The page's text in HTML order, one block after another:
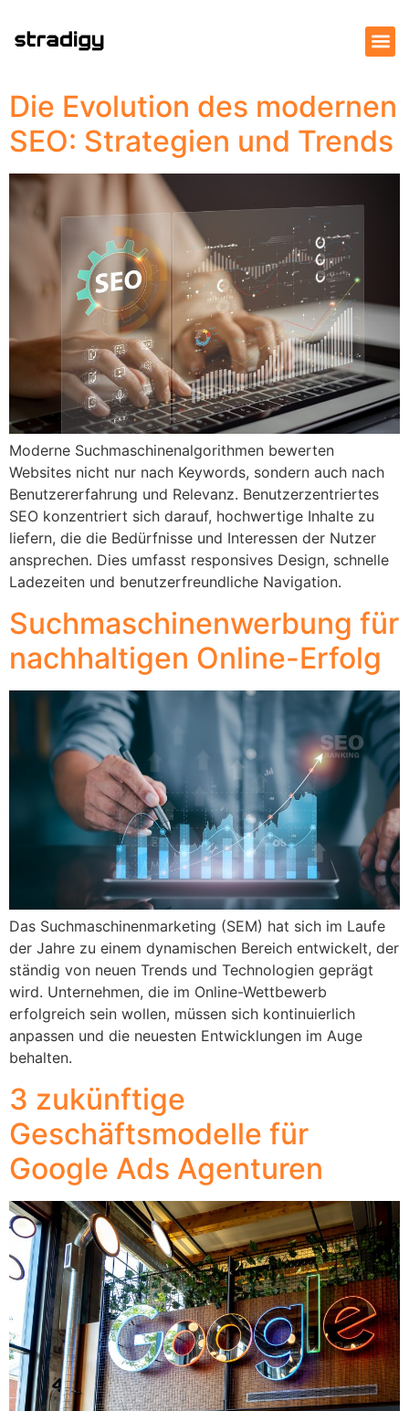
Die Evolution des modernen
SEO: Strategien und Trends
Moderne Suchmaschinenalgorithmen bewerten
Websites nicht nur nach Keywords, sondern auch nach
Benutzererfahrung und Relevanz. Benutzerzentriertes
SEO konzentriert sich darauf, hochwertige Inhalte zu
liefern, die die Bedürfnisse und Interessen der Nutzer
ansprechen. Dies umfasst responsives Design, schnelle
Ladezeiten und benutzerfreundliche Navigation.
Suchmaschinenwerbung für
nachhaltigen Online-Erfolg
Das Suchmaschinenmarketing (SEM) hat sich im Laufe
der Jahre zu einem dynamischen Bereich entwickelt, der
ständig von neuen Trends und Technologien geprägt
wird. Unternehmen, die im Online-Wettbewerb
erfolgreich sein wollen, müssen sich kontinuierlich
anpassen und die neuesten Entwicklungen im Auge
behalten.
3 zukünftige
Geschäftsmodelle für
Google Ads Agenturen